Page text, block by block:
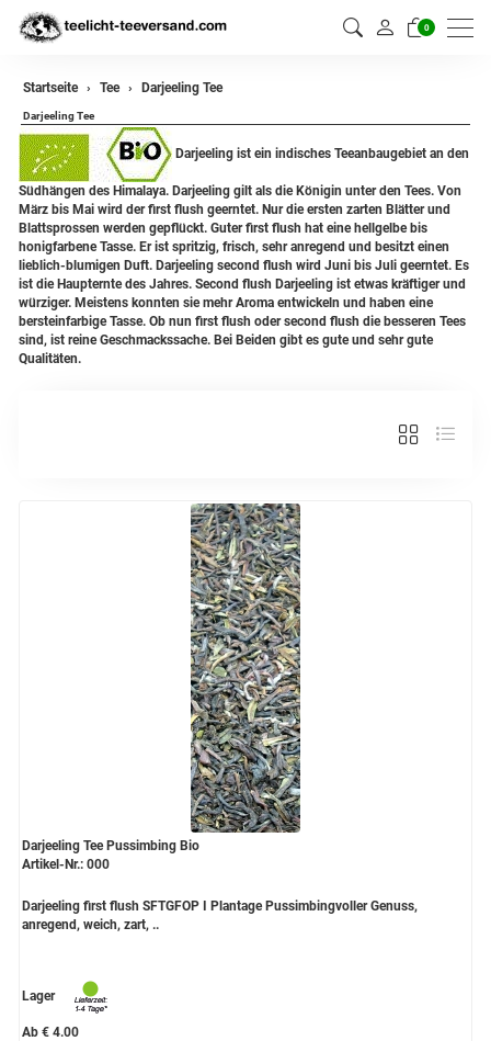
0
zurück
Darjeeling Tee
Assam Tee
Ceylon Tee
Sikkim Tee
China Tee
Oolong
Grüntee aus Ceylon, Darjeeling,
Verschiedene Anbaugebiete
Aromatisierter Schwarztee
Früchtetee
Startseite Tee Darjeeling Tee
Darjeeling Tee
Darjeeling ist ein indisches Teeanbaugebiet an den
Südhängen des Himalaya. Darjeeling gilt als die Königin unter den Tees. Von
März bis Mai wird der first flush geerntet. Nur die ersten zarten Blätter und
Blattsprossen werden gepflückt. Guter first flush hat eine hellgelbe bis
honigfarbene Tasse. Er ist spritzig, frisch, sehr anregend und besitzt einen
lieblich-blumigen Duft. Darjeeling second flush wird Juni bis Juli geerntet. Es
ist die Haupternte des Jahres. Second flush Darjeeling ist etwas kräftiger und
würziger. Meistens konnten sie mehr Aroma entwickeln und haben eine
bersteinfarbige Tasse. Ob nun first flush oder second flush die besseren Tees
sind, ist reine Geschmackssache. Bei Beiden gibt es gute und sehr gute
Qualitäten.
Darjeeling Tee Pussimbing Bio
Artikel-Nr.: 000
Darjeeling first flush SFTGFOP I Plantage Pussimbingvoller Genuss,
anregend, weich, zart, ..
Lager
Ab € 4.00